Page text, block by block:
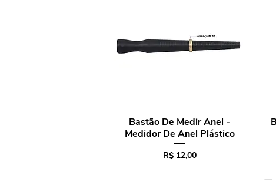
Visualização rápida
Bastão De Medir Anel -
Medidor De Anel Plástico
Preço
R$ 12,00